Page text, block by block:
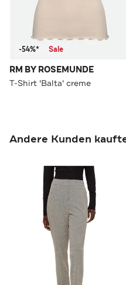
-54%* Sale
RM BY ROSEMUNDE
T-Shirt 'Balta' creme
Andere Kunden